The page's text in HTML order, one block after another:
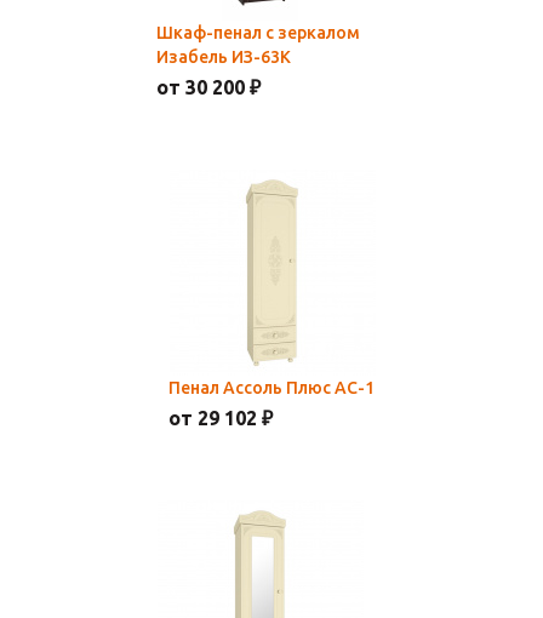
Шкаф-пенал с зеркалом
Изабель ИЗ-63К
от 30 200 ₽
Пенал Ассоль Плюс АС-1
от 29 102 ₽